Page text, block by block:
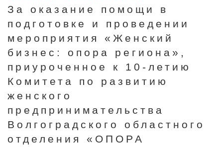
За оказание помощи в
подготовке и проведении
мероприятия «Женский
бизнес: опора региона»,
приуроченное к 10-летию
Комитета по развитию
женского
предпринимательства
Волгоградского областного
отделения «ОПОРА